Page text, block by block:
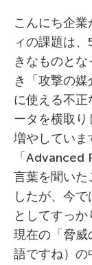
こんにち企
ィの課題は
きなものと
き「攻撃の
に使える不
ータを横取
増やしていま
「
言葉を聞い
したが、今
としてすっか
現在の「脅威
語ですね）の